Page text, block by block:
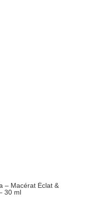
– Macérat Éclat &
30 ml